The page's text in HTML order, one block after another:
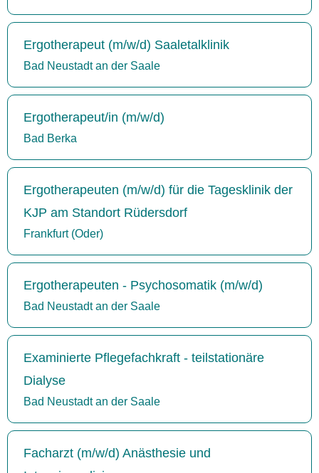
Ergotherapeut (m/w/d) Saaletalklinik
Bad Neustadt an der Saale
Ergotherapeut/in (m/w/d)
Bad Berka
Ergotherapeuten (m/w/d) für die Tagesklinik der
KJP am Standort Rüdersdorf
Frankfurt (Oder)
Ergotherapeuten - Psychosomatik (m/w/d)
Bad Neustadt an der Saale
Examinierte Pflegefachkraft - teilstationäre
Dialyse
Bad Neustadt an der Saale
Facharzt (m/w/d) Anästhesie und